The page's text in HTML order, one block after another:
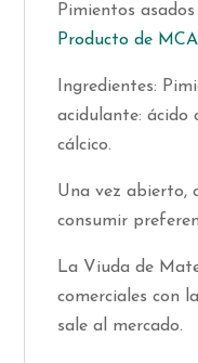
Pimientos
Producto de
Ingredientes:
acidulante: ácido
cálcico.
Una vez abierto,
consumir
La Viuda de
comerciales con
sale al mercado.